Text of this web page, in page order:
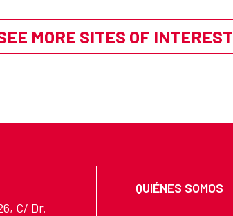
MORE SITES OF INTEREST
C/ Dr.
QUIÉNES SOMOS